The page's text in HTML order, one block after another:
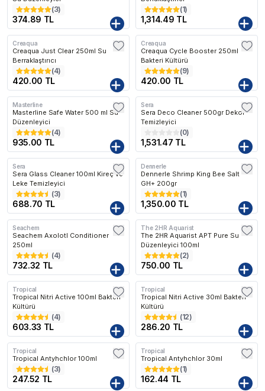
(3)
374.89 TL
(1)
1,314.49 TL
Creaqua
Creaqua Just Clear 250ml Su
Berraklaştırıcı
(4)
420.00 TL
Creaqua
Creaqua Cycle Booster 250ml
Bakteri Kültürü
(9)
420.00 TL
Kargo Bedava
Masterline
Masterline Safe Water 500 ml Su
Düzenleyici
(4)
935.00 TL
Kargo Bedava
Sera
Sera Deco Cleaner 500gr Dekor
Temizleyici
(0)
1,531.47 TL
Sera
Sera Glass Cleaner 100ml Kireç ve
Leke Temizleyici
(3)
688.70 TL
Kargo Bedava
Dennerle
Dennerle Shrimp King Bee Salt
GH+ 200gr
(1)
1,350.00 TL
Seachem
Seachem Axolotl Conditioner
250ml
(4)
732.32 TL
The 2HR Aquarist
The 2HR Aquarist APT Pure Su
Düzenleyici 100ml
(2)
750.00 TL
Tropical
Tropical Nitri Active 100ml Bakteri
Kültürü
(4)
603.33 TL
Tropical
Tropical Nitri Active 30ml Bakteri
Kültürü
(12)
286.20 TL
Tropical
Tropical Antyhchlor 100ml
(3)
247.52 TL
Tropical
Tropical Antyhchlor 30ml
(1)
162.44 TL